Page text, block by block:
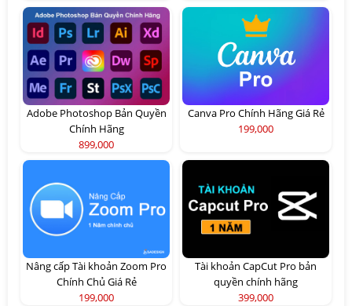
Adobe Photoshop Bản Quyền
Chính Hãng
899,000
Canva Pro Chính Hãng Giá Rẻ
199,000
Nâng cấp Tài khoản Zoom Pro
Chính Chủ Giá Rẻ
199,000
Tài khoản CapCut Pro bản
quyền chính hãng
399,000